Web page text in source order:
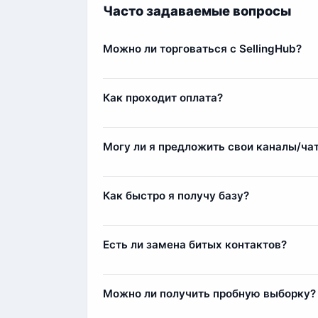
Часто задаваемые вопросы
Можно ли торговаться с SellingHub?
Самым любимым клиентам мы можем
Как проходит оплата?
Комиссия составляет 11%, например, при
Могу ли я предложить свои каналы/
1) Мы парсим и выкладываем контакты у
2) Индивидуальный парсинг по вашим
Как быстро я получу базу?
несколько минут.
Есть ли замена битых контактов?
контакты (заблокированные аккаунты
компенсации мы добавим
Можно ли получить пробную выборку?